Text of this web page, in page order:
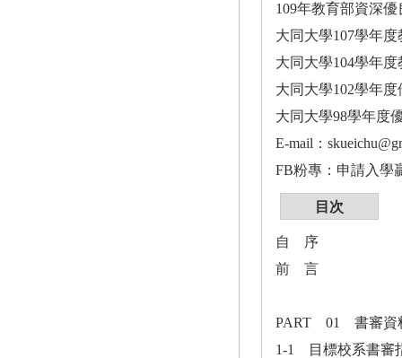
109年教育部資深
大同大學107學年
大同大學104學年
大同大學102學年
大同大學98學年度
E-mail：
FB粉專：申請入學
目次
自 序
前 言
PART 01 書審資
1-1 目標校系書審